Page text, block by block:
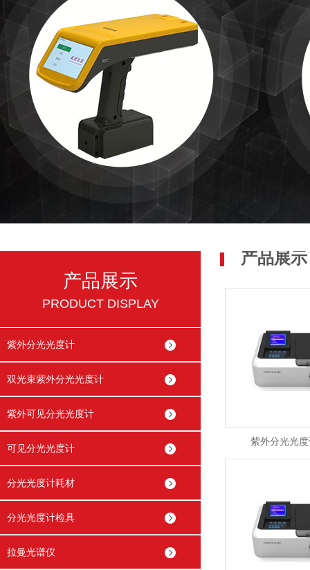
产品展示
PRODUCT DISPLAY
紫外分光光度计
双光束紫外分光光度计
紫外可见分光光度计
可见分光光度计
分光光度计耗材
分光光度计检具
拉曼光谱仪
产品展示
紫外分光光